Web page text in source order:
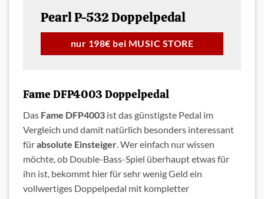
Pearl P-532 Doppelpedal
nur 198€ bei MUSIC STORE
Fame DFP4003 Doppelpedal
Das Fame DFP4003 ist das günstigste Pedal im
Vergleich und damit natürlich besonders interessant
fürabsolute Einsteiger. Wer einfach nur wissen
möchte, ob Double-Bass-Spiel überhaupt etwas für
ihn ist, bekommt hier für sehr wenig Geld ein
vollwertiges Doppelpedal mit kompletter